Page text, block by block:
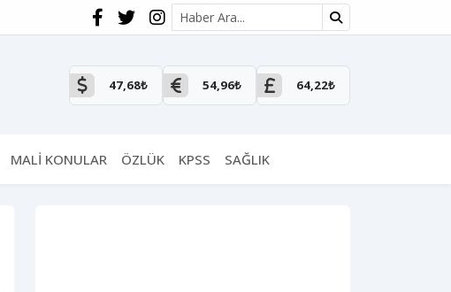
Site içi arama
47,68₺ 54,96₺ 64,22₺
MALİ KONULAR ÖZLÜK KPSS SAĞLIK